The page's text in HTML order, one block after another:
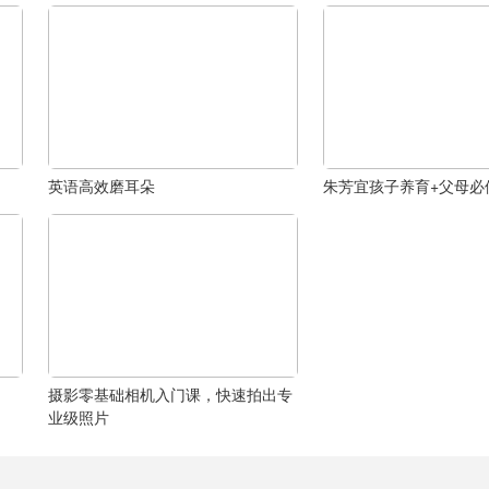
英语高效磨耳朵 朱芳宜孩子养育+父母必
摄影零基础相机入门课，快速拍出专
业级照片